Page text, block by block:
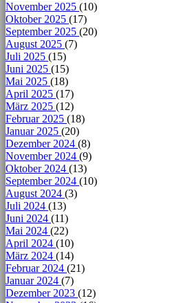
November 2025 (10)
Oktober 2025 (17)
September 2025 (20)
August 2025 (7)
Juli 2025 (15)
Juni 2025 (15)
Mai 2025 (18)
April 2025 (17)
März 2025 (12)
Februar 2025 (18)
Januar 2025 (20)
Dezember 2024 (8)
November 2024 (9)
Oktober 2024 (13)
September 2024 (10)
August 2024 (3)
Juli 2024 (13)
Juni 2024 (11)
Mai 2024 (22)
April 2024 (10)
März 2024 (14)
Februar 2024 (21)
Januar 2024 (7)
Dezember 2023 (12)